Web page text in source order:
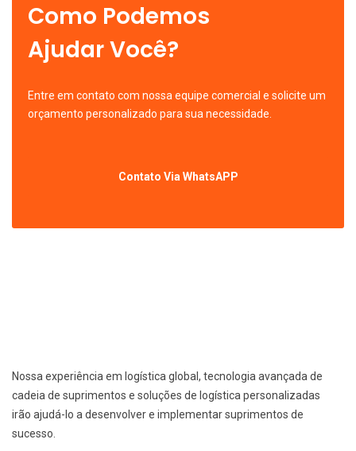
Como Podemos
Ajudar Você?
Entre em contato com nossa equipe comercial e solicite um
orçamento personalizado para sua necessidade.
Contato Via WhatsAPP
Nossa experiência em logística global, tecnologia avançada de
cadeia de suprimentos e soluções de logística personalizadas
irão ajudá-lo a desenvolver e implementar suprimentos de
sucesso.